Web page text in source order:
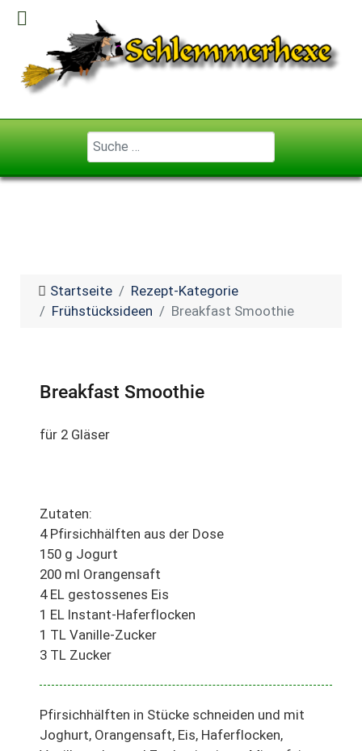
Geben Sie ...
Startseite
Rezept-Kategorie
Frühstücksideen
Breakfast Smoothie
Breakfast Smoothie
für 2 Gläser
Zutaten:
4 Pfirsichhälften aus der Dose
150 g Jogurt
200 ml Orangensaft
4 EL gestossenes Eis
1 EL Instant-Haferflocken
1 TL Vanille-Zucker
3 TL Zucker
Pfirsichhälften in Stücke schneiden und mit
Joghurt, Orangensaft, Eis, Haferflocken,